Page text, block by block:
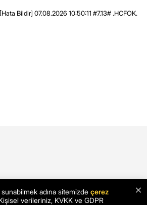
[Hata Bildir] 07.08.2026 10:50:11 #7.13# .HCFOK.
×
adına sitemizde çerez
verileriniz, KVKK ve GDPR